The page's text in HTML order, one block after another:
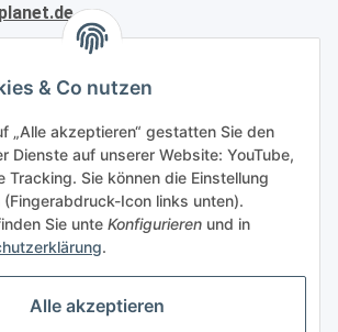
Vertrag widerrufen
& Co nutzen
„Alle akzeptieren“ gestatten Sie den
Dienste auf unserer Website: YouTube,
Tracking. Sie können die Einstellung
Icon links unten).
Sie unte Konfigurieren und in
.
Alle akzeptieren